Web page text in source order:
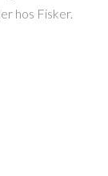
hos Fisker.